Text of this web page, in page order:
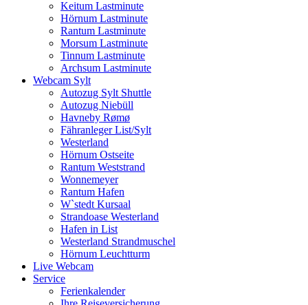
Keitum Lastminute
Hörnum Lastminute
Rantum Lastminute
Morsum Lastminute
Tinnum Lastminute
Archsum Lastminute
Webcam Sylt
Autozug Sylt Shuttle
Autozug Niebüll
Havneby Rømø
Fähranleger List/Sylt
Westerland
Hörnum Ostseite
Rantum Weststrand
Wonnemeyer
Rantum Hafen
W`stedt Kursaal
Strandoase Westerland
Hafen in List
Westerland Strandmuschel
Hörnum Leuchtturm
Live Webcam
Service
Ferienkalender